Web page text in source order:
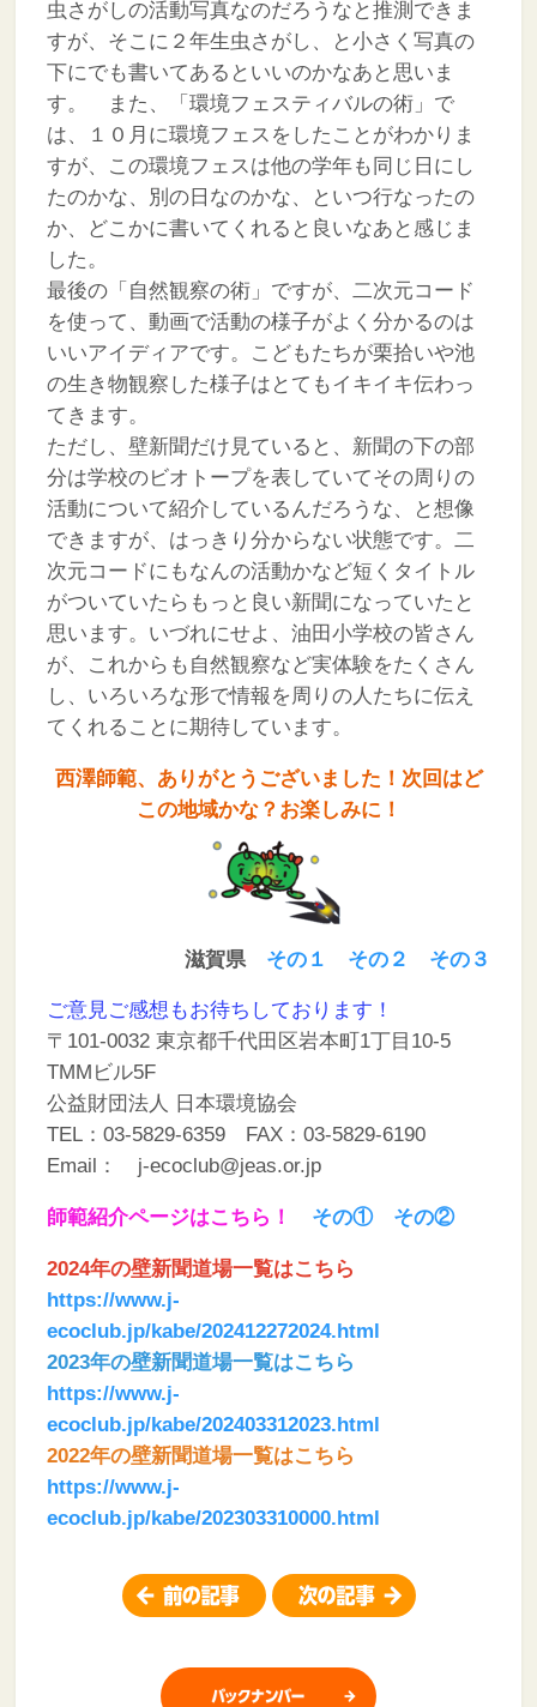
虫さがしの活動写真なのだろうなと推測できま
すが、そこに２年生虫さがし、と小さく写真の
下にでも書いてあるといいのかなあと思いま
す。 また、「環境フェスティバルの術」で
は、１０月に環境フェスをしたことがわかりま
すが、この環境フェスは他の学年も同じ日にし
たのかな、別の日なのかな、といつ行なったの
か、どこかに書いてくれると良いなあと感じま
した。
最後の「自然観察の術」ですが、二次元コード
を使って、動画で活動の様子がよく分かるのは
いいアイディアです。こどもたちが栗拾いや池
の生き物観察した様子はとてもイキイキ伝わっ
てきます。
ただし、壁新聞だけ見ていると、新聞の下の部
分は学校のビオトープを表していてその周りの
活動について紹介しているんだろうな、と想像
できますが、はっきり分からない状態です。二
次元コードにもなんの活動かなど短くタイトル
がついていたらもっと良い新聞になっていたと
思います。いづれにせよ、油田小学校の皆さん
が、これからも自然観察など実体験をたくさん
し、いろいろな形で情報を周りの人たちに伝え
てくれることに期待しています。
西澤師範、ありがとうございました！次回はど
この地域かな？お楽しみに！
滋賀県 その１ その２ その３
ご意見ご感想もお待ちしております！
〒101-0032 東京都千代田区岩本町1丁目10-5
TMMビル5F
公益財団法人 日本環境協会
TEL：03-5829-6359 FAX：03-5829-6190
Email： j-ecoclub@jeas.or.jp
師範紹介ページはこちら！ その① その②
2024年の壁新聞道場一覧はこちら
https://www.j-
ecoclub.jp/kabe/202412272024.html
2023年の壁新聞道場一覧はこちら
https://www.j-
ecoclub.jp/kabe/202403312023.html
2022年の壁新聞道場一覧はこちら
https://www.j-
ecoclub.jp/kabe/202303310000.html